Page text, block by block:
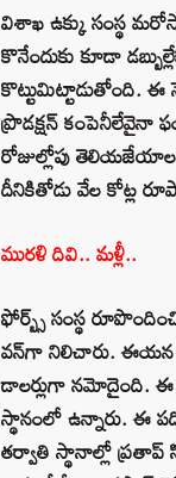
విశాఖ ఉక్కు సంస్థ
కొనేందుకు కూడా
కొట్టుమిట్టాడుతోంది.
ప్రొడక్షన్‌ కంపెనీలేవైనా
రోజుల్లోపు
దీనికితోడు వేల కోట్ల
మురళి దివి.. మళ్లీ..
ఫోర్బ్స్‌ సంస్థ
వన్‌గా నిలిచారు. ఈయన
డాలర్లుగా నమోదైంది. ఈ
స్థానంలో ఉన్నారు. ఈ
తర్వాతి స్థానాల్లో ప్రతాప్‌